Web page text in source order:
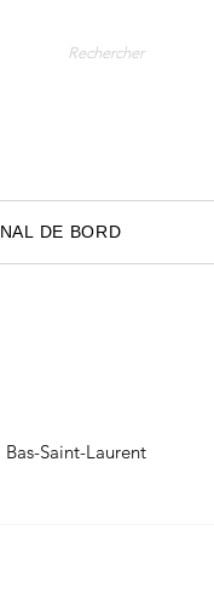
DE BORD
Bas-Saint-Laurent